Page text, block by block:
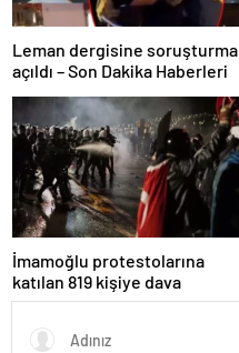
Leman dergisine soruşturma
açıldı – Son Dakika Haberleri
İmamoğlu protestolarına
katılan 819 kişiye dava